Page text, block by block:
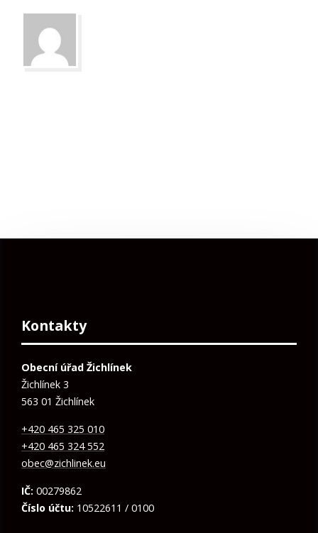
Kontakty
Obecní úřad Žichlínek
Žichlínek 3
563 01 Žichlínek
+420 465 325 010
+420 465 324 552
obec@zichlinek.eu
IČ: 00279862
Číslo účtu: 10522611 / 0100